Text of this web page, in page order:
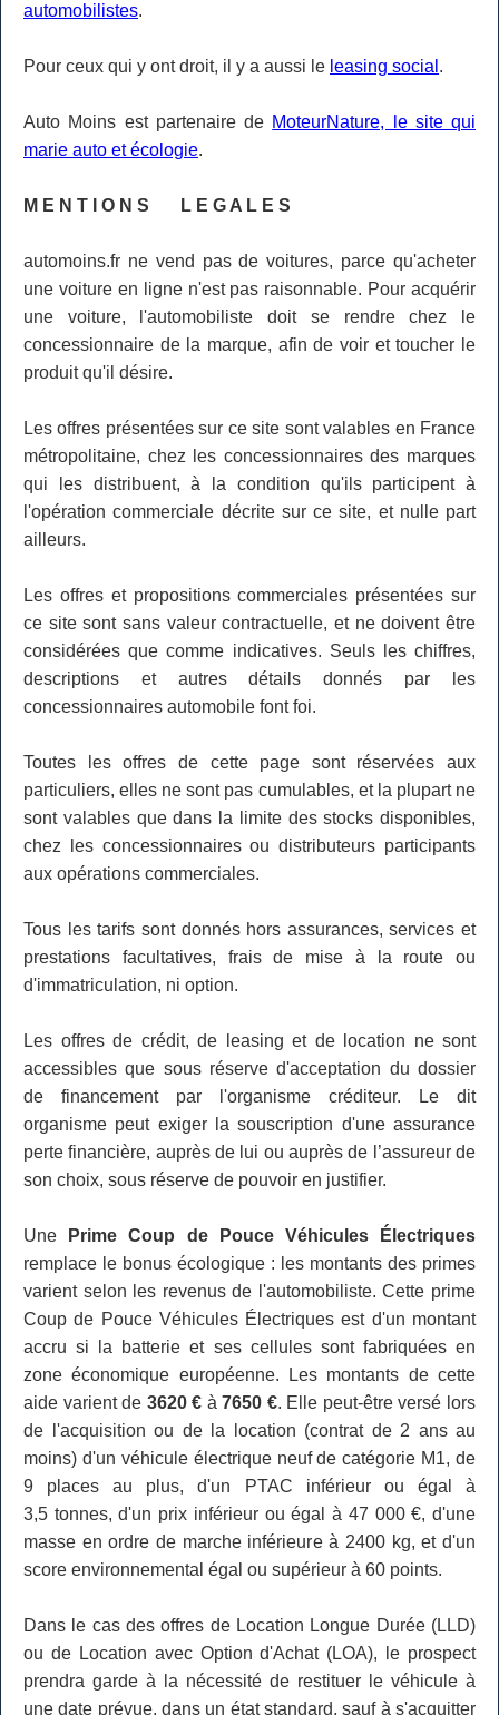
automobilistes.
Pour ceux qui y ont droit, il y a aussi le leasing social .
Auto Moins est partenaire de MoteurNature, le site qui
marie auto et écologie.
M E N T I O N S L E G A L E S
automoins.fr ne vend pas de voitures, parce qu'acheter
une voiture en ligne n'est pas raisonnable. Pour acquérir
une voiture, l'automobiliste doit se rendre chez le
concessionnaire de la marque, afin de voir et toucher le
produit qu'il désire.
Les offres présentées sur ce site sont valables en France
métropolitaine, chez les concessionnaires des marques
qui les distribuent, à la condition qu'ils participent à
l'opération commerciale décrite sur ce site, et nulle part
ailleurs.
Les offres et propositions commerciales présentées sur
ce site sont sans valeur contractuelle, et ne doivent être
considérées que comme indicatives. Seuls les chiffres,
descriptions et autres détails donnés par les
concessionnaires automobile font foi.
Toutes les offres de cette page sont réservées aux
particuliers, elles ne sont pas cumulables, et la plupart ne
sont valables que dans la limite des stocks disponibles,
chez les concessionnaires ou distributeurs participants
aux opérations commerciales.
Tous les tarifs sont donnés hors assurances, services et
prestations facultatives, frais de mise à la route ou
d'immatriculation, ni option.
Les offres de crédit, de leasing et de location ne sont
accessibles que sous réserve d'acceptation du dossier
de financement par l'organisme créditeur. Le dit
organisme peut exiger la souscription d'une assurance
perte financière, auprès de lui ou auprès de l’assureur de
son choix, sous réserve de pouvoir en justifier.
Une
Prime Coup de Pouce Véhicules Électriques
remplace le bonus écologique : les montants des primes
varient selon les revenus de l'automobiliste. Cette prime
Coup de Pouce Véhicules Électriques est d'un montant
accru si la batterie et ses cellules sont fabriquées en
zone économique européenne. Les montants de cette
aide varient de 3620 € à7650 €. Elle peut-être versé lors
de l'acquisition ou de la location (contrat de 2 ans au
moins) d'un véhicule électrique neuf de catégorie M1, de
9 places au plus, d'un PTAC inférieur ou égal à
3,5 tonnes, d'un prix inférieur ou égal à 47 000 €, d'une
masse en ordre de marche inférieure à 2400 kg, et d'un
score environnemental égal ou supérieur à 60 points.
Dans le cas des offres de Location Longue Durée (LLD)
ou de Location avec Option d'Achat (LOA), le prospect
prendra garde à la nécessité de restituer le véhicule à
une date prévue, dans un état standard, sauf à s'acquitter